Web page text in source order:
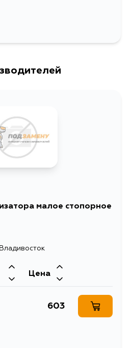
малое стопорное
Цена
603